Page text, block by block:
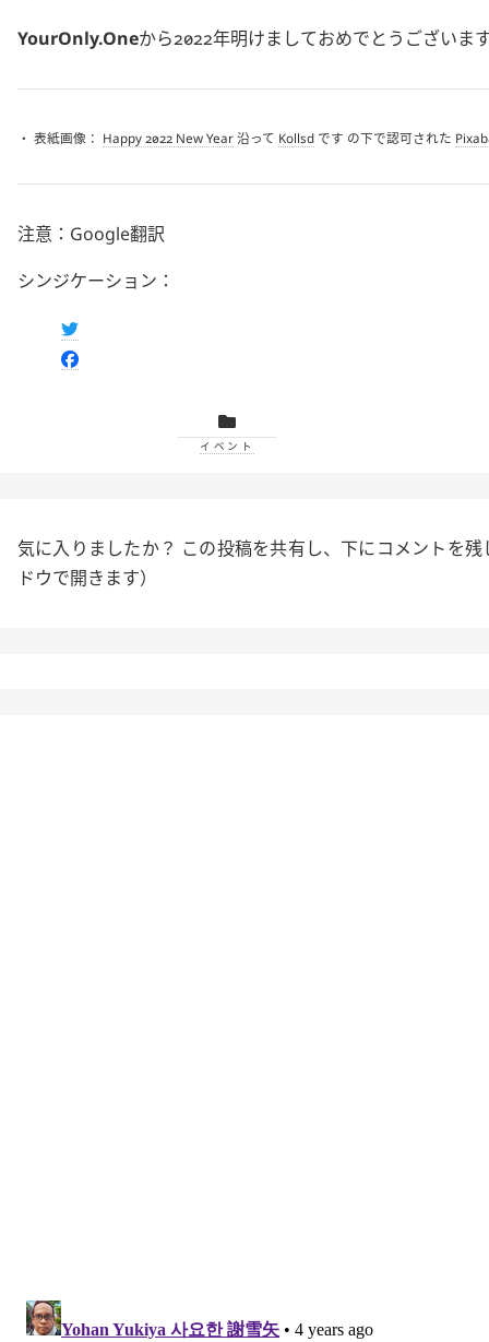
YourOnly.Oneから2022年明けましておめでとうございま
・ 表紙画像： Happy 2022 New Year 沿って Kollsd です の下で認可された
注意：Google翻訳
シンジケーション：
イベント
気に入りましたか？ この投稿を共有し、下にコメントを
ドウで開きます）